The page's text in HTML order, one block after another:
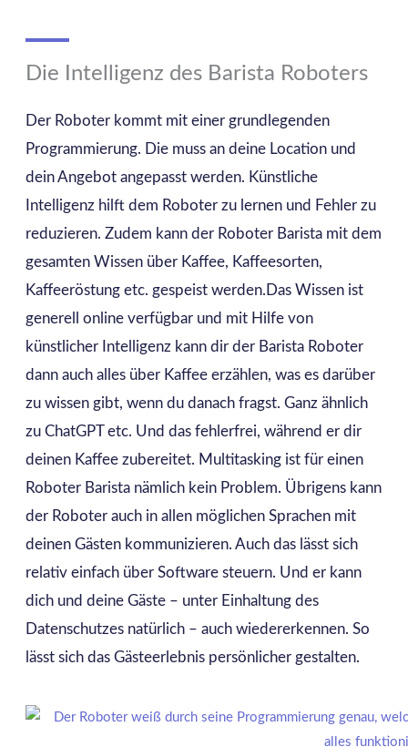
Die Intelligenz des Barista Roboters
Der Roboter kommt mit einer grundlegenden
Programmierung. Die muss an deine Location und
dein Angebot angepasst werden. Künstliche
Intelligenz hilft dem Roboter zu lernen und Fehler zu
reduzieren. Zudem kann der Roboter Barista mit dem
gesamten Wissen über Kaffee, Kaffeesorten,
Kaffeeröstung etc. gespeist werden.Das Wissen ist
generell online verfügbar und mit Hilfe von
künstlicher Intelligenz kann dir der Barista Roboter
dann auch alles über Kaffee erzählen, was es darüber
zu wissen gibt, wenn du danach fragst. Ganz ähnlich
zu ChatGPT etc. Und das fehlerfrei, während er dir
deinen Kaffee zubereitet. Multitasking ist für einen
Roboter Barista nämlich kein Problem. Übrigens kann
der Roboter auch in allen möglichen Sprachen mit
deinen Gästen kommunizieren. Auch das lässt sich
relativ einfach über Software steuern. Und er kann
dich und deine Gäste – unter Einhaltung des
Datenschutzes natürlich – auch wiedererkennen. So
lässt sich das Gästeerlebnis persönlicher gestalten.